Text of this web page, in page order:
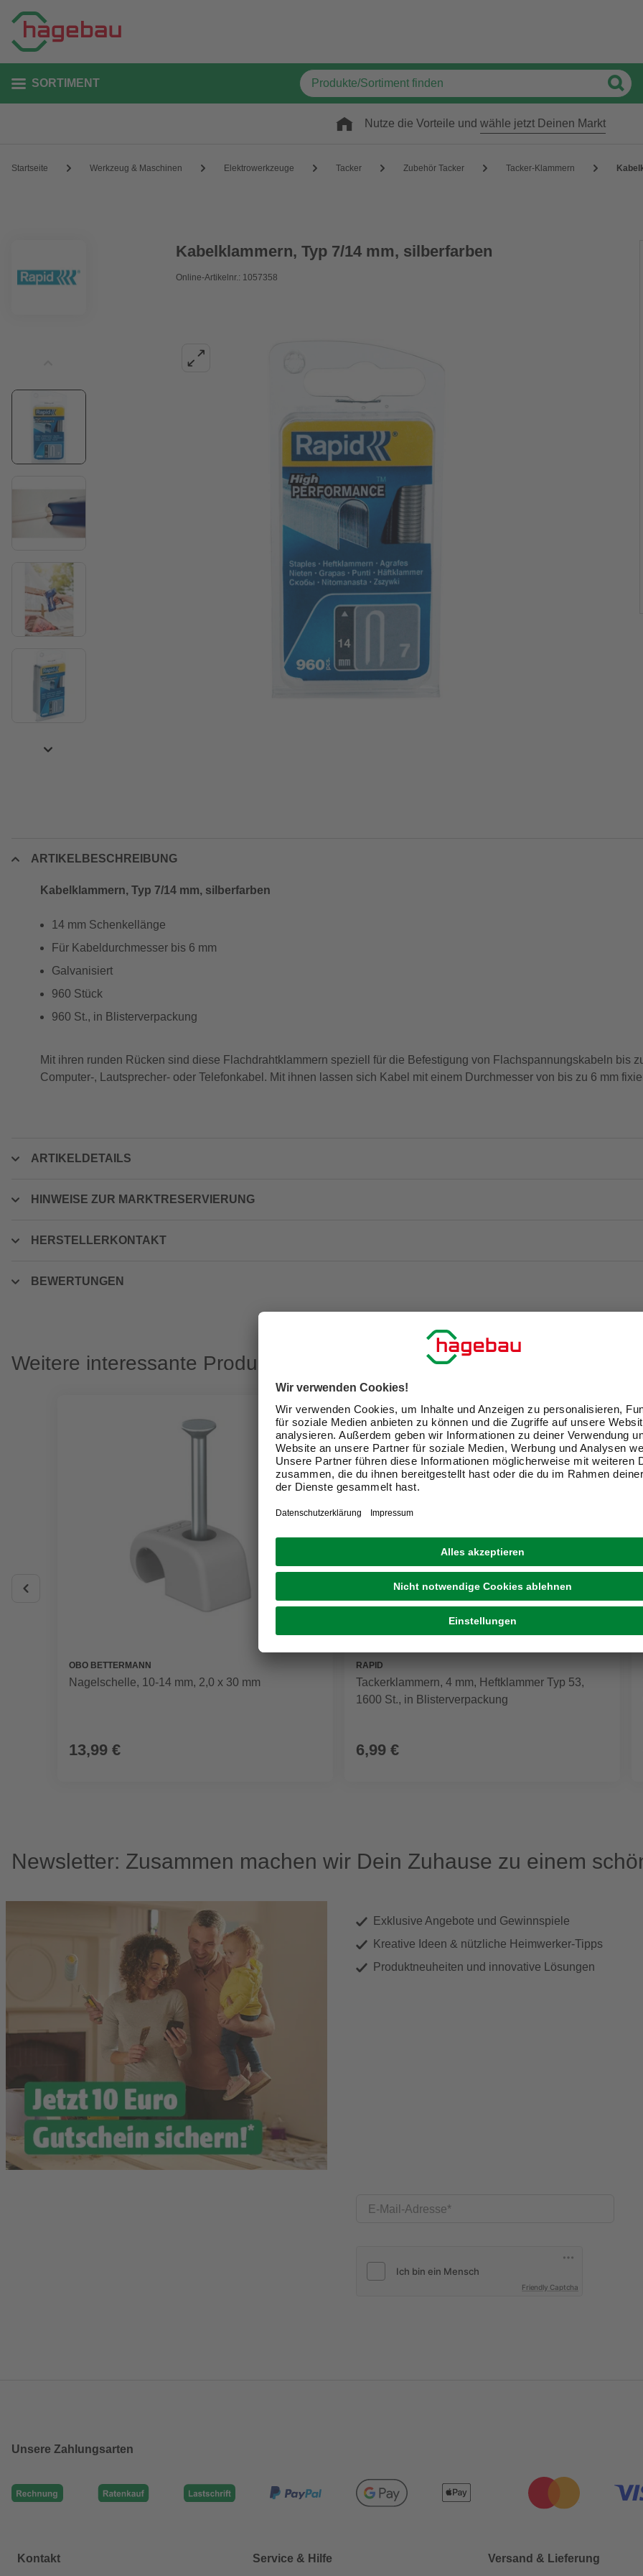
SORTIMENT
Nutze die Vorteile und wähle jetzt Deinen Markt
Startseite Werkzeug & Maschinen Elektrowerkzeuge Tacker Zubehör Tacker Tacker-Klammern
Kabelklammern, Typ 7/14 mm, silberfarben
Online-Artikelnr.: 1057358
ARTIKELBESCHREIBUNG
Kabelklammern, Typ 7/14 mm, silberfarben
14 mm Schenkellänge
Für Kabeldurchmesser bis 6 mm
Galvanisiert
960 Stück
960 St., in Blisterverpackung
Mit ihren runden Rücken sind diese Flachdrahtklammern speziell für die Befestigung von Flachspannungskabeln bis
Computer-, Lautsprecher- oder Telefonkabel. Mit ihnen lassen sich Kabel mit einem Durchmesser von bis zu 6 mm
ARTIKELDETAILS
HINWEISE ZUR MARKTRESERVIERUNG
HERSTELLERKONTAKT
BEWERTUNGEN
Weitere interessante Produkte
OBO BETTERMANN
Nagelschelle, 10-14 mm, 2,0 x 30 mm
13,99 €
RAPID
Tackerklammern, 4 mm, Heftklammer Typ 53,
1600 St., in Blisterverpackung
6,99 €
Newsletter: Zusammen machen wir Dein Zuhause zu einem
Exklusive Angebote und Gewinnspiele
Kreative Ideen & nützliche Heimwerker-Tipps
Produktneuheiten und innovative Lösungen
E-Mail-Adresse
Friendly Captcha
Unsere Zahlungsarten
Kontakt Service & Hilfe Versand & Lieferung